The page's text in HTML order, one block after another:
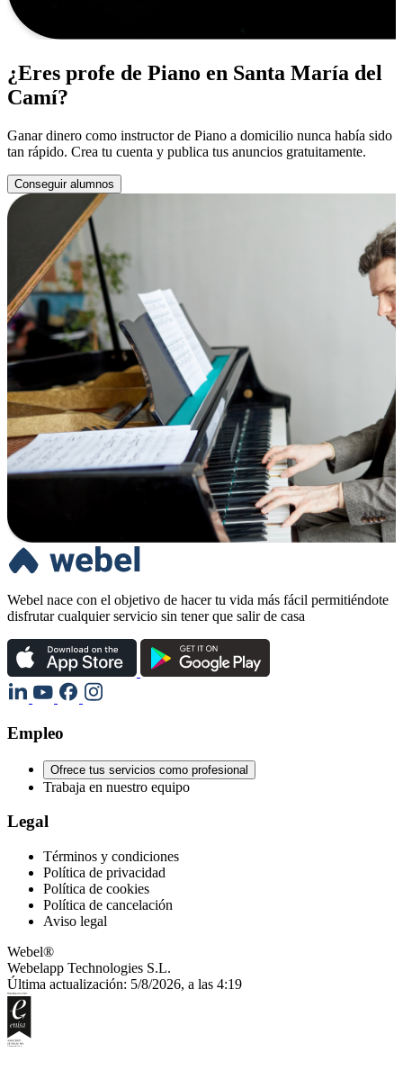
¿Eres profe de Piano en Santa María del
Camí?
Ganar dinero como instructor de Piano a domicilio nunca había sido
tan rápido. Crea tu cuenta y publica tus anuncios gratuitamente.
Conseguir alumnos
Webel nace con el objetivo de hacer tu vida más fácil permitiéndote
disfrutar cualquier servicio sin tener que salir de casa
Empleo
Ofrece tus servicios como profesional
Trabaja en nuestro equipo
Legal
Términos y condiciones
Política de privacidad
Política de cookies
Política de cancelación
Aviso legal
Webel®
Webelapp Technologies S.L.
Última actualización: 5/8/2026, a las 4:19